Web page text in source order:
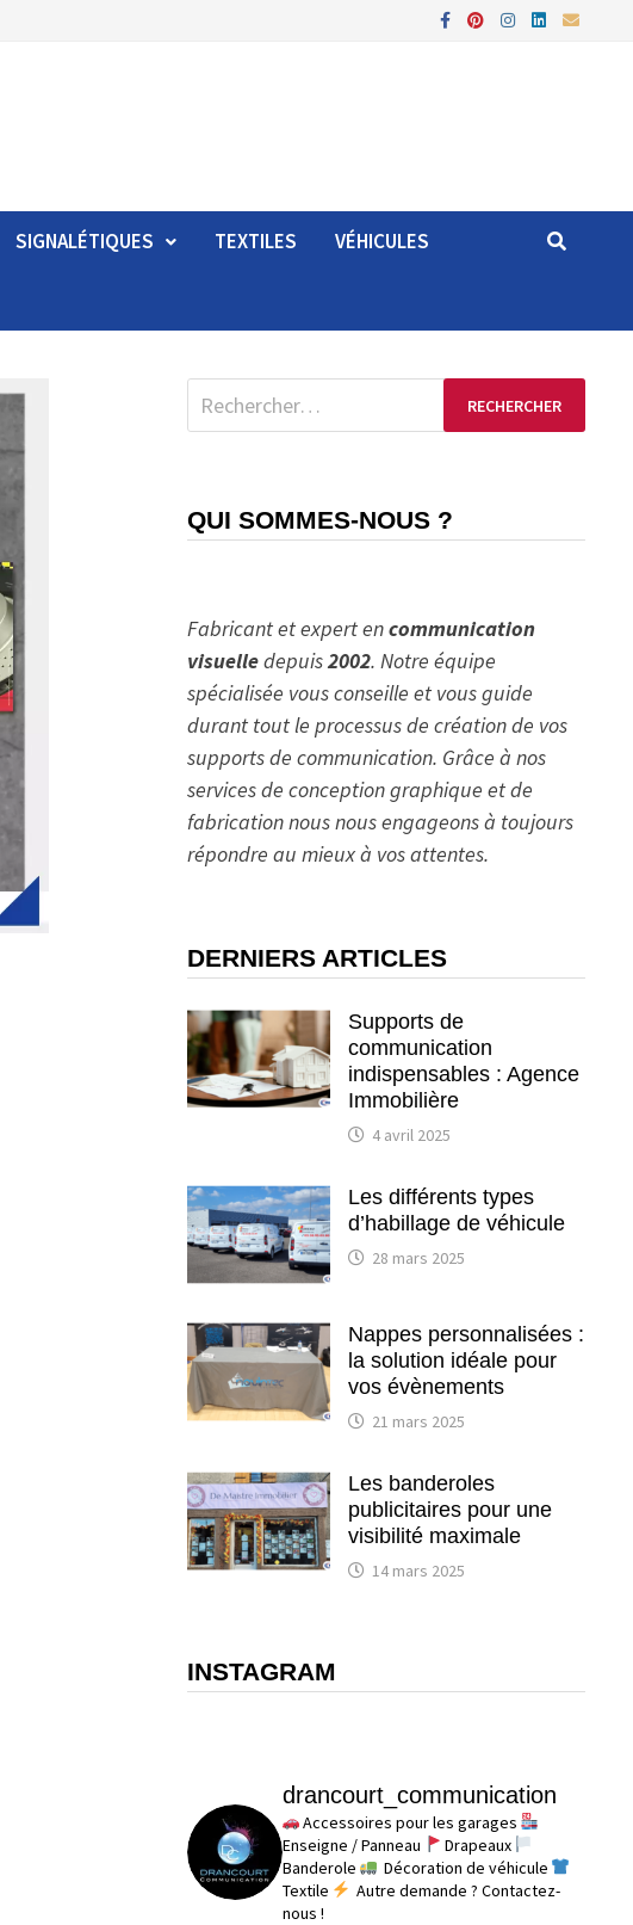
SIGNALÉTIQUES TEXTILES VÉHICULES
QUI SOMMES-NOUS ?
Fabricant et expert encommunication
visuelledepuis2002. Notre équipe
spécialisée vous conseille et vous guide
durant tout le processus de création de vos
supports de communication. Grâce à nos
services de conception graphique et de
fabrication nous nous engageons à toujours
répondre au mieux à vos attentes.
DERNIERS ARTICLES
Supports de
communication
indispensables : Agence
Immobilière
4 avril 2025
Les différents types
d’habillage de véhicule
28 mars 2025
Nappes personnalisées :
la solution idéale pour
vos évènements
21 mars 2025
Les banderoles
publicitaires pour une
visibilité maximale
14 mars 2025
INSTAGRAM
drancourt_communication
Accessoires pour les garages
Enseigne / Panneau
Drapeaux
Banderole
Décoration de véhicule
Textile
Autre demande ? Contactez-
nous !